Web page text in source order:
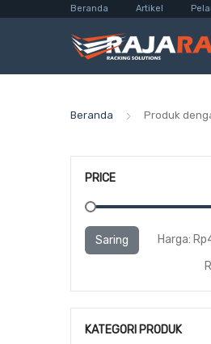
Beranda Artikel
Beranda Produk
PRICE
Saring Harga:
KATEGORI PRODUK